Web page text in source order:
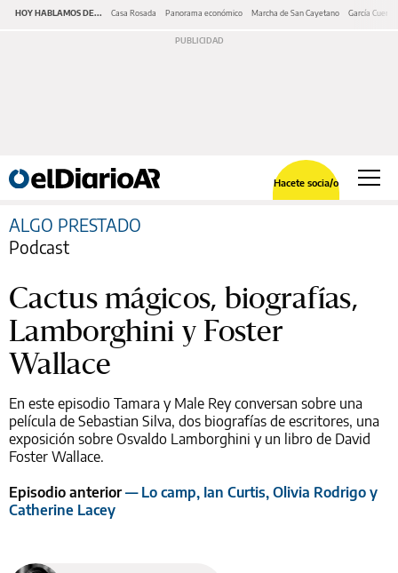
HOY HABLAMOS DE... Casa Rosada Panorama económico Marcha de San Cayetano García Cuerva
Hacete socia/o
ALGO PRESTADO
Podcast
Cactus mágicos, biografías,
Lamborghini y Foster
Wallace
En este episodio Tamara y Male Rey conversan sobre una
película de Sebastian Silva, dos biografías de escritores, una
exposición sobre Osvaldo Lamborghini y un libro de David
Foster Wallace.
Episodio anterior— Lo camp, Ian Curtis, Olivia Rodrigo y
Catherine Lacey